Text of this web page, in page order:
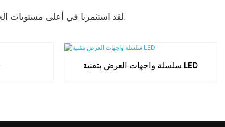
لقد استثمرنا في أعلى مستويات الجودة والمعايير. سماعات الرأس الخاصة بنا الحالية مع الاتجاهات وهي من أحدث التقنيات المتاحة.
سلسلة واجهات العرض بتقنية LED